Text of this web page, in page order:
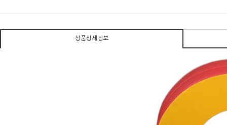
상품상세정보